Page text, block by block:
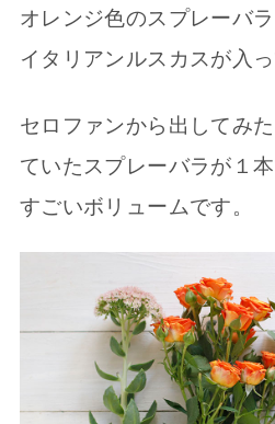
オレンジ色のスプレーバ
イタリアンルスカスが入っ
セロファンから出してみ
ていたスプレーバラが１
すごいボリュームです。